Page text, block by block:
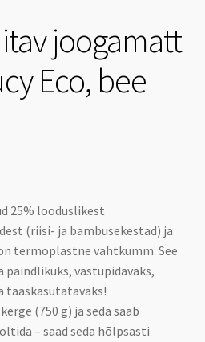
joogamatt
Eco, bee
25% looduslikest
(riisi- ja bambusekestad) ja
termoplastne vahtkumm. See
paindlikuks, vastupidavaks,
taaskasutatavaks!
(750 g) ja seda saab
– saad seda hõlpsasti